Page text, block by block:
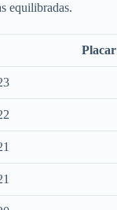
equilibradas.
Placar